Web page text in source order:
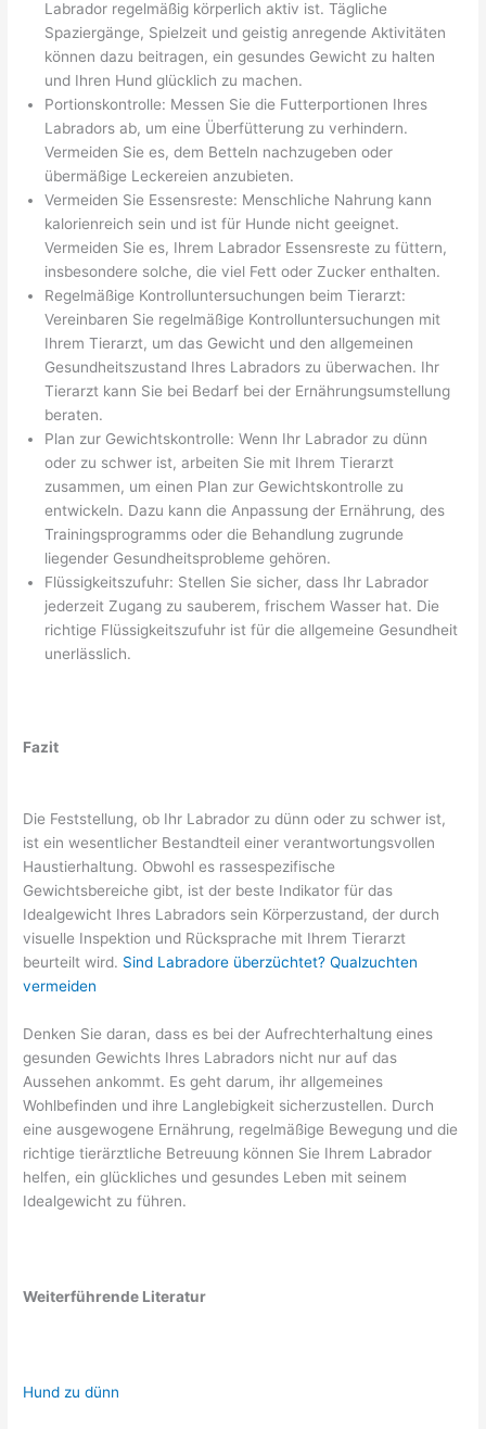
Labrador regelmäßig körperlich aktiv ist. Tägliche
Spaziergänge, Spielzeit und geistig anregende Aktivitäten
können dazu beitragen, ein gesundes Gewicht zu halten
und Ihren Hund glücklich zu machen.
Portionskontrolle: Messen Sie die Futterportionen Ihres
Labradors ab, um eine Überfütterung zu verhindern.
Vermeiden Sie es, dem Betteln nachzugeben oder
übermäßige Leckereien anzubieten.
Vermeiden Sie Essensreste: Menschliche Nahrung kann
kalorienreich sein und ist für Hunde nicht geeignet.
Vermeiden Sie es, Ihrem Labrador Essensreste zu füttern,
insbesondere solche, die viel Fett oder Zucker enthalten.
Regelmäßige Kontrolluntersuchungen beim Tierarzt:
Vereinbaren Sie regelmäßige Kontrolluntersuchungen mit
Ihrem Tierarzt, um das Gewicht und den allgemeinen
Gesundheitszustand Ihres Labradors zu überwachen. Ihr
Tierarzt kann Sie bei Bedarf bei der Ernährungsumstellung
beraten.
Plan zur Gewichtskontrolle: Wenn Ihr Labrador zu dünn
oder zu schwer ist, arbeiten Sie mit Ihrem Tierarzt
zusammen, um einen Plan zur Gewichtskontrolle zu
entwickeln. Dazu kann die Anpassung der Ernährung, des
Trainingsprogramms oder die Behandlung zugrunde
liegender Gesundheitsprobleme gehören.
Flüssigkeitszufuhr: Stellen Sie sicher, dass Ihr Labrador
jederzeit Zugang zu sauberem, frischem Wasser hat. Die
richtige Flüssigkeitszufuhr ist für die allgemeine Gesundheit
unerlässlich.
Fazit
Die Feststellung, ob Ihr Labrador zu dünn oder zu schwer ist,
ist ein wesentlicher Bestandteil einer verantwortungsvollen
Haustierhaltung. Obwohl es rassespezifische
Gewichtsbereiche gibt, ist der beste Indikator für das
Idealgewicht Ihres Labradors sein Körperzustand, der durch
visuelle Inspektion und Rücksprache mit Ihrem Tierarzt
beurteilt wird. Sind Labradore überzüchtet? Qualzuchten
vermeiden
Denken Sie daran, dass es bei der Aufrechterhaltung eines
gesunden Gewichts Ihres Labradors nicht nur auf das
Aussehen ankommt. Es geht darum, ihr allgemeines
Wohlbefinden und ihre Langlebigkeit sicherzustellen. Durch
eine ausgewogene Ernährung, regelmäßige Bewegung und die
richtige tierärztliche Betreuung können Sie Ihrem Labrador
helfen, ein glückliches und gesundes Leben mit seinem
Idealgewicht zu führen.
Weiterführende Literatur
Hund zu dünn